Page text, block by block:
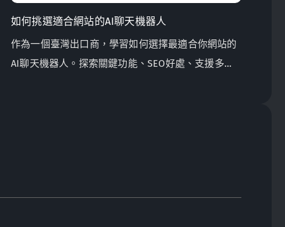
如何挑選適合網站的AI聊天機器人
作為一個臺灣出口商，學習如何選擇最適合你網站的
AI聊天機器人。探索關鍵功能、SEO好處、支援多語